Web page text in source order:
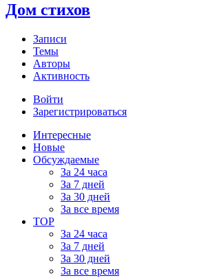
Дом стихов
Записи
Темы
Авторы
Активность
Войти
Зарегистрироваться
Интересные
Новые
Обсуждаемые
За 24 часа
За 7 дней
За 30 дней
За все время
TOP
За 24 часа
За 7 дней
За 30 дней
За все время